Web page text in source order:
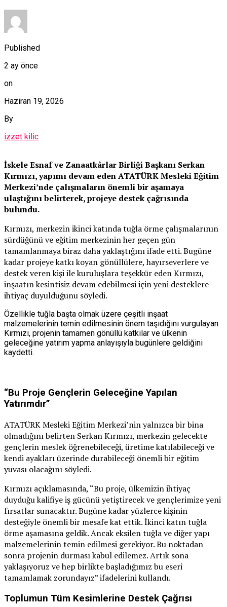
Published
2 ay önce
on
Haziran 19, 2026
By
izzet kilic
İskele Esnaf ve Zanaatkârlar Birliği Başkanı Serkan
Kırmızı, yapımı devam eden ATATÜRK Mesleki Eğitim
Merkezi’nde çalışmaların önemli bir aşamaya
ulaştığını belirterek, projeye destek çağrısında
bulundu.
Kırmızı, merkezin ikinci katında tuğla örme çalışmalarının
sürdüğünü ve eğitim merkezinin her geçen gün
tamamlanmaya biraz daha yaklaştığını ifade etti. Bugüne
kadar projeye katkı koyan gönüllülere, hayırseverlere ve
destek veren kişi ile kuruluşlara teşekkür eden Kırmızı,
inşaatın kesintisiz devam edebilmesi için yeni desteklere
ihtiyaç duyulduğunu söyledi.
Özellikle tuğla başta olmak üzere çeşitli inşaat
malzemelerinin temin edilmesinin önem taşıdığını vurgulayan
Kırmızı, projenin tamamen gönüllü katkılar ve ülkenin
geleceğine yatırım yapma anlayışıyla bugünlere geldiğini
kaydetti.
“Bu Proje Gençlerin Geleceğine Yapılan
Yatırımdır”
ATATÜRK Mesleki Eğitim Merkezi’nin yalnızca bir bina
olmadığını belirten Serkan Kırmızı, merkezin gelecekte
gençlerin meslek öğrenebileceği, üretime katılabileceği ve
kendi ayakları üzerinde durabileceği önemli bir eğitim
yuvası olacağını söyledi.
Kırmızı açıklamasında, “Bu proje, ülkemizin ihtiyaç
duyduğu kalifiye iş gücünü yetiştirecek ve gençlerimize yeni
fırsatlar sunacaktır. Bugüne kadar yüzlerce kişinin
desteğiyle önemli bir mesafe kat ettik. İkinci katın tuğla
örme aşamasına geldik. Ancak eksilen tuğla ve diğer yapı
malzemelerinin temin edilmesi gerekiyor. Bu noktadan
sonra projenin durması kabul edilemez. Artık sona
yaklaşıyoruz ve hep birlikte başladığımız bu eseri
tamamlamak zorundayız” ifadelerini kullandı.
Toplumun Tüm Kesimlerine Destek Çağrısı